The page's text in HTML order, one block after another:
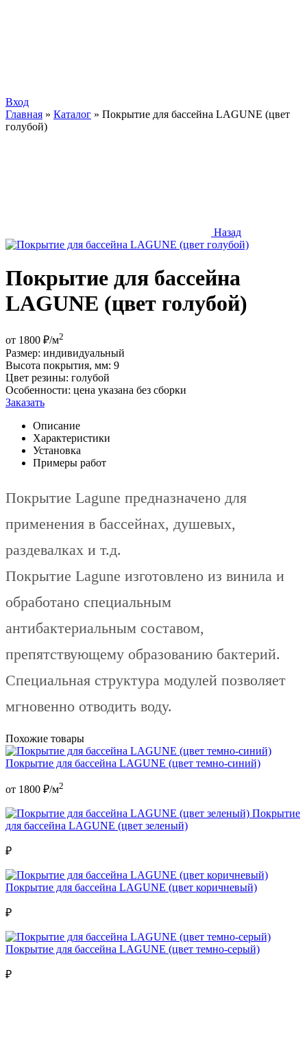
Вход
Главная » Каталог » Покрытие для бассейна LAGUNE (цвет
голубой)
Назад
Покрытие для бассейна
LAGUNE (цвет голубой)
от 1800 ₽/м2
Размер: индивидуальный
Высота покрытия, мм: 9
Цвет резины: голубой
Особенности: цена указана без сборки
Заказать
Описание
Характеристики
Установка
Примеры работ
Покрытие Lagune предназначено для
применения в бассейнах, душевых,
раздевалках и т.д.
Покрытие Lagune изготовлено из винила и
обработано специальным
антибактериальным составом,
препятствующему образованию бактерий.
Специальная структура модулей позволяет
мгновенно отводить воду.
Похожие товары
Покрытие для бассейна LAGUNE (цвет темно-синий)
от 1800 ₽/м2
Покрытие
для бассейна LAGUNE (цвет зеленый)
₽
Покрытие для бассейна LAGUNE (цвет коричневый)
₽
Покрытие для бассейна LAGUNE (цвет темно-серый)
₽